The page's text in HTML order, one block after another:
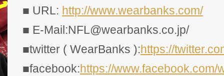
■ URL: http://www.wearbanks.com/
■ E-Mail:NFL@wearbanks.co.jp/
■twitter ( WearBanks ):https://
■facebook:https://www.facebook.com/